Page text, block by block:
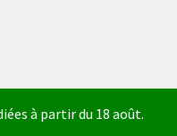
à partir du 18 août.